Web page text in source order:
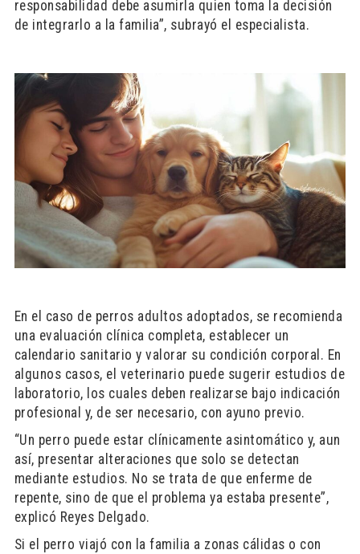
responsabilidad debe asumirla quien toma la decisión
de integrarlo a la familia”, subrayó el especialista.
En el caso de perros adultos adoptados, se recomienda
una evaluación clínica completa, establecer un
calendario sanitario y valorar su condición corporal. En
algunos casos, el veterinario puede sugerir estudios de
laboratorio, los cuales deben realizarse bajo indicación
profesional y, de ser necesario, con ayuno previo.
“Un perro puede estar clínicamente asintomático y, aun
así, presentar alteraciones que solo se detectan
mediante estudios. No se trata de que enferme de
repente, sino de que el problema ya estaba presente”,
explicó Reyes Delgado.
Si el perro viajó con la familia a zonas cálidas o con